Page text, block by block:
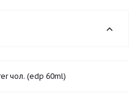
чол. (edp 60ml)